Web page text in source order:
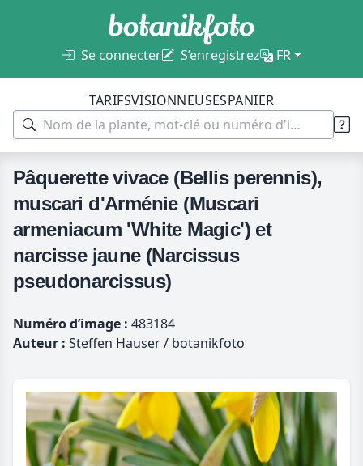
Se connecter S’enregistrez FR
TARIFSVISIONNEUSESPANIER
Pâquerette vivace (Bellis perennis),
muscari d'Arménie (Muscari
armeniacum 'White Magic') et
narcisse jaune (Narcissus
pseudonarcissus)
Numéro d’image : 483184
Auteur : Steffen Hauser / botanikfoto